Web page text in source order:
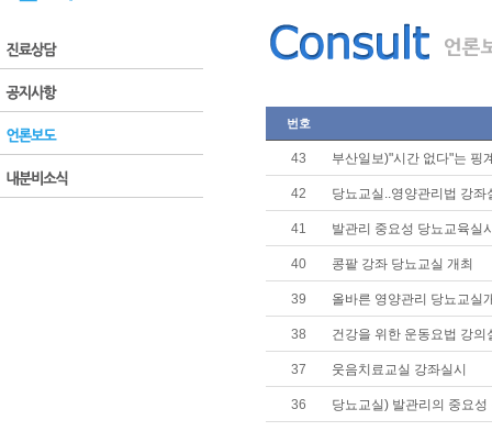
번호
43 부산일보)"시간 없다"는
42 당뇨교실..영양관리법 강좌
41 발관리 중요성 당뇨교육실
40 콩팥 강좌 당뇨교실 개최
39 올바른 영양관리 당뇨교실
38 건강을 위한 운동요법 강의
37 웃음치료교실 강좌실시
36 당뇨교실) 발관리의 중요성